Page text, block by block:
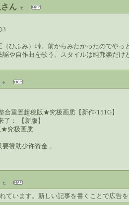
ん
3
ひふみ）峠。前からみたかったのでやっ
や自作曲を歌う。スタイルは純邦楽だ
合重置超稳版★究极画质【新作/151G】
： 【新版】
★究极画质
赞助少许资金，
います。新しい記事を書くことで広告を